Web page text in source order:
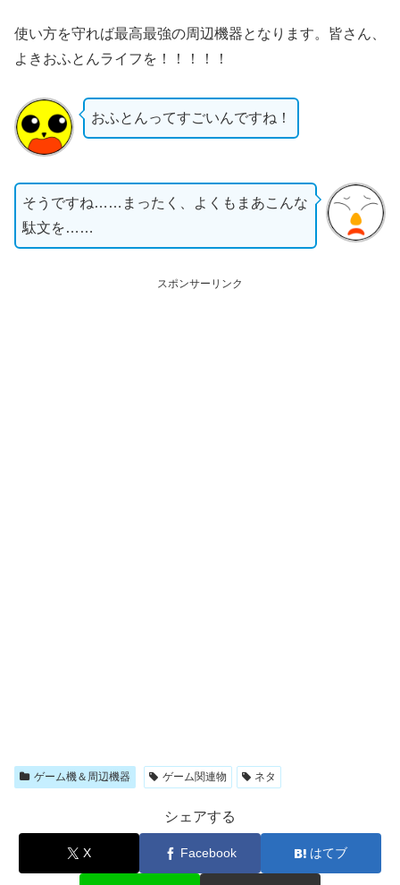
使い方を守れば最高最強の周辺機器となります。皆さん、
よきおふとんライフを！！！！！
おふとんってすごいんですね！
そうですね……まったく、よくもまあこんな
駄文を……
スポンサーリンク
ゲーム機＆周辺機器 ゲーム関連物 ネタ
シェアする
X Facebook はてブ